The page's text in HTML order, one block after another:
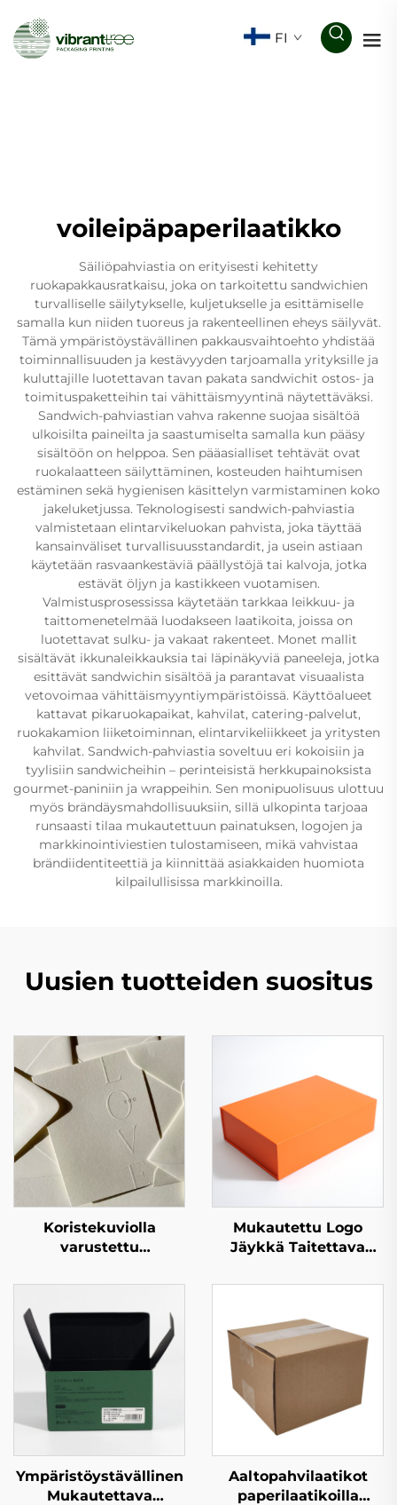
FI
voileipäpaperilaatikko
Säiliöpahviastia on erityisesti kehitetty
ruokapakkausratkaisu, joka on tarkoitettu sandwichien
turvalliselle säilytykselle, kuljetukselle ja esittämiselle
samalla kun niiden tuoreus ja rakenteellinen eheys säilyvät.
Tämä ympäristöystävällinen pakkausvaihtoehto yhdistää
toiminnallisuuden ja kestävyyden tarjoamalla yrityksille ja
kuluttajille luotettavan tavan pakata sandwichit ostos- ja
toimituspaketteihin tai vähittäismyyntinä näytettäväksi.
Sandwich-pahviastian vahva rakenne suojaa sisältöä
ulkoisilta paineilta ja saastumiselta samalla kun pääsy
sisältöön on helppoa. Sen pääasialliset tehtävät ovat
ruokalaatteen säilyttäminen, kosteuden haihtumisen
estäminen sekä hygienisen käsittelyn varmistaminen koko
jakeluketjussa. Teknologisesti sandwich-pahviastia
valmistetaan elintarvikeluokan pahvista, joka täyttää
kansainväliset turvallisuusstandardit, ja usein astiaan
käytetään rasvaankestäviä päällystöjä tai kalvoja, jotka
estävät öljyn ja kastikkeen vuotamisen.
Valmistusprosessissa käytetään tarkkaa leikkuu- ja
taittomenetelmää luodakseen laatikoita, joissa on
luotettavat sulku- ja vakaat rakenteet. Monet mallit
sisältävät ikkunaleikkauksia tai läpinäkyviä paneeleja, jotka
esittävät sandwichin sisältöä ja parantavat visuaalista
vetovoimaa vähittäismyyntiympäristöissä. Käyttöalueet
kattavat pikaruokapaikat, kahvilat, catering-palvelut,
ruokakamion liiketoiminnan, elintarvikeliikkeet ja yritysten
kahvilat. Sandwich-pahviastia soveltuu eri kokoisiin ja
tyylisiin sandwicheihin – perinteisistä herkkupainoksista
gourmet-paniniin ja wrappeihin. Sen monipuolisuus ulottuu
myös brändäysmahdollisuuksiin, sillä ulkopinta tarjoaa
runsaasti tilaa mukautettuun painatuksen, logojen ja
markkinointiviestien tulostamiseen, mikä vahvistaa
brändiidentiteettiä ja kiinnittää asiakkaiden huomiota
kilpailullisissa markkinoilla.
Uusien tuotteiden suositus
Koristekuviolla
varustettu
premium-
pakkaukseen, jossa
mahdollisuus
mukautettuun
bränditykseen,
täydellinen
luksuslahjoja ja
vähittäismyyntinäyttelyjä
Mukautettu Logo
Jäykkä Taitettava
Paperilaatikko Luxus
Pakkauslahjalaatikko
Ympäristöystävällinen
Mukautettava
Aaltopahvilaatikot
paperilaatikoilla